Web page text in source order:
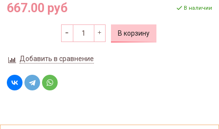
667.00 руб В наличии
В корзину
Добавить в сравнение